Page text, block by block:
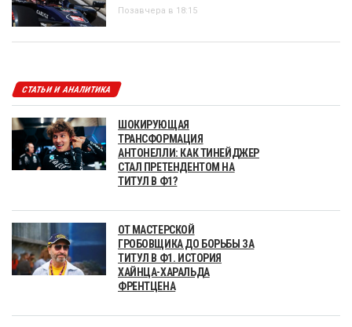
Позавчера в 18:15
СТАТЬИ И АНАЛИТИКА
ШОКИРУЮЩАЯ
ТРАНСФОРМАЦИЯ
АНТОНЕЛЛИ: КАК ТИНЕЙДЖЕР
СТАЛ ПРЕТЕНДЕНТОМ НА
ТИТУЛ В Ф1?
ОТ МАСТЕРСКОЙ
ГРОБОВЩИКА ДО БОРЬБЫ ЗА
ТИТУЛ В Ф1. ИСТОРИЯ
ХАЙНЦА-ХАРАЛЬДА
ФРЕНТЦЕНА